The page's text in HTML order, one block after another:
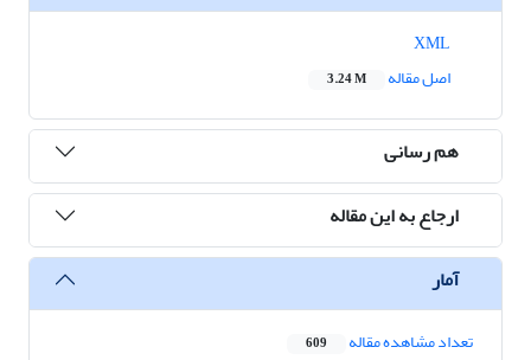
اصل مقاله
3.24 M
هم رسانی
ارجاع به این مقاله
آمار
تعداد مشاهده مقاله 609